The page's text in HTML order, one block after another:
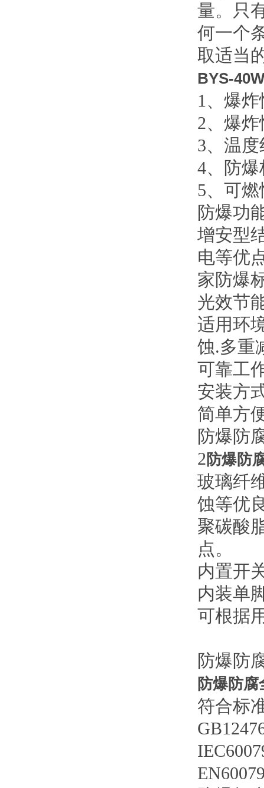
量。只
何一个
取适当
BYS-
1、爆
2、爆
3、温
4、防爆
5、可
防爆功
增安型
电等优
家防爆
光效节
适用环
蚀.多重
可靠工
安装方
简单方
防爆防
2防爆防
玻璃纤
蚀等优
聚碳酸
点。
内置开
内装单
可根据
防爆防
防爆防
符合标